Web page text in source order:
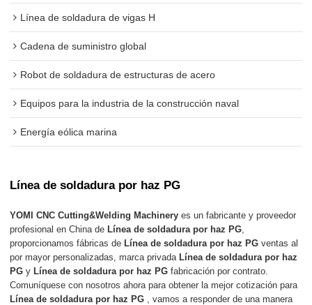
Línea de soldadura de vigas H
Cadena de suministro global
Robot de soldadura de estructuras de acero
Equipos para la industria de la construcción naval
Energía eólica marina
Línea de soldadura por haz PG
YOMI CNC Cutting&Welding Machinery es un fabricante y proveedor
profesional en China de Línea de soldadura por haz PG
proporcionamos fábricas de Línea de soldadura por haz PG ventas al
por mayor personalizadas, marca privada Línea de soldadura por haz
PG y Línea de soldadura por haz PG fabricación por contrato.
Comuníquese con nosotros ahora para obtener la mejor cotización para
Línea de soldadura por haz PG , vamos a responder de una manera